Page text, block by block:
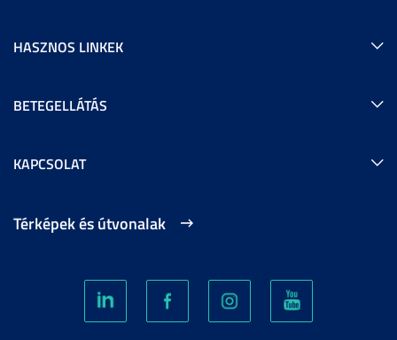
HASZNOS LINKEK
BETEGELLÁTÁS
KAPCSOLAT
Térképek és útvonalak